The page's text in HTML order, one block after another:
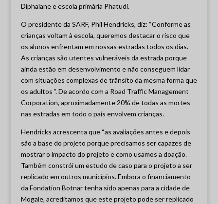
Diphalane e escola primária Phatudi.
O presidente da SARF, Phil Hendricks, diz: “Conforme as
crianças voltam à escola, queremos destacar o risco que
os alunos enfrentam em nossas estradas todos os dias.
As crianças são utentes vulneráveis da estrada porque
ainda estão em desenvolvimento e não conseguem lidar
com situações complexas de trânsito da mesma forma que
os adultos ”. De acordo com a Road Traffic Management
Corporation, aproximadamente 20% de todas as mortes
nas estradas em todo o país envolvem crianças.
Hendricks acrescenta que “as avaliações antes e depois
são a base do projeto porque precisamos ser capazes de
mostrar o impacto do projeto e como usamos a doação.
Também constrói um estudo de caso para o projeto a ser
replicado em outros municípios. Embora o financiamento
da Fondation Botnar tenha sido apenas para a cidade de
Mogale, acreditamos que este projeto pode ser replicado